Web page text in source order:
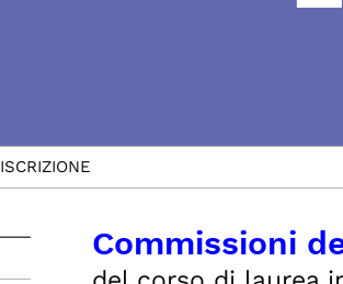
ISCRIZIONE
Commissioni